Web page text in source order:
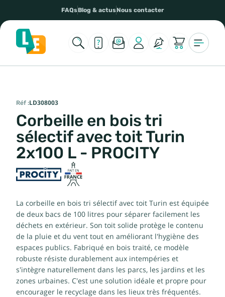
FAQsBlog & actusNous contacter
Réf :LD308003
Corbeille en bois tri
sélectif avec toit Turin
2x100 L - PROCITY
La corbeille en bois tri sélectif avec toit Turin est équipée
de deux bacs de 100 litres pour séparer facilement les
déchets en extérieur. Son toit solide protège le contenu
de la pluie et du vent tout en améliorant l'hygiène des
espaces publics. Fabriqué en bois traité, ce modèle
robuste résiste durablement aux intempéries et
s'intègre naturellement dans les parcs, les jardins et les
zones urbaines. C'est une solution idéale et propre pour
encourager le recyclage dans les lieux très fréquentés.